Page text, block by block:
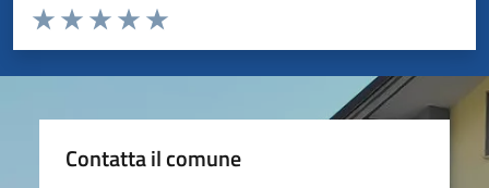
Valuta da 1 a 5 stelle la pagina
Valuta 5 stelle su 5
Valuta 4 stelle su 5
Valuta 3 stelle su 5
Valuta 2 stelle su 5
Valuta 1 stelle su 5
Contatta il comune